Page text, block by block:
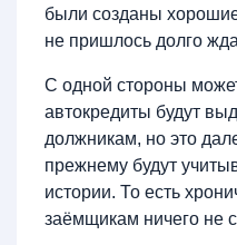
были созданы
не пришлось долго
С одной стороны
автокредиты будут
должникам, но это
прежнему будут
истории. То есть
заёмщикам ничего не